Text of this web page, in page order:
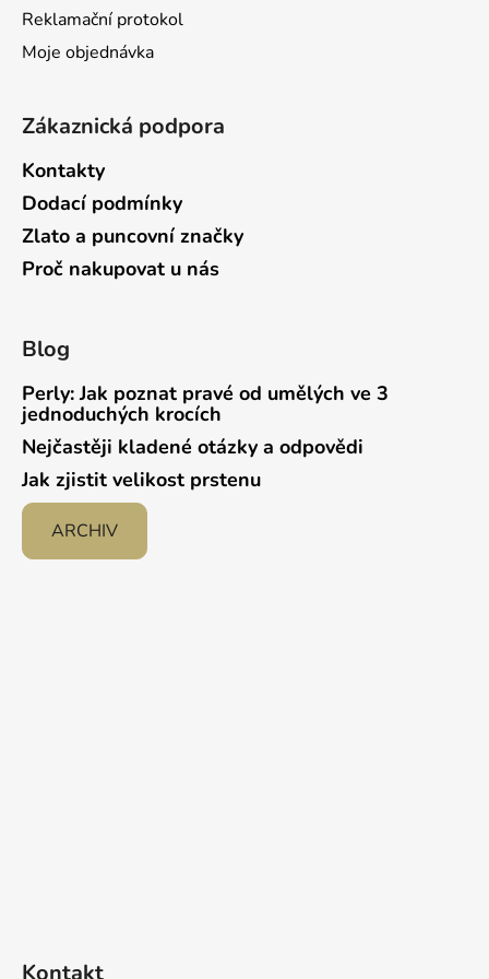
Reklamační protokol
Moje objednávka
Zákaznická podpora
Kontakty
Dodací podmínky
Zlato a puncovní značky
Proč nakupovat u nás
Blog
Perly: Jak poznat pravé od umělých ve 3
jednoduchých krocích
Nejčastěji kladené otázky a odpovědi
Jak zjistit velikost prstenu
ARCHIV
Kontakt